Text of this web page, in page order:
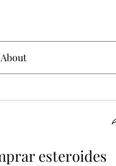
About
esteroides